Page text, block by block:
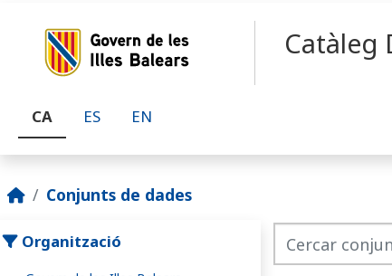
Catàleg
CA ES EN
Conjunts de dades
Organització